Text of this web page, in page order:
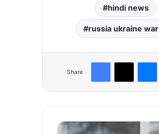
hindi news
russia ukraine war
Share
नो